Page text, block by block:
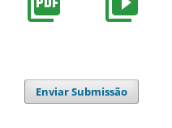
Enviar Submissão